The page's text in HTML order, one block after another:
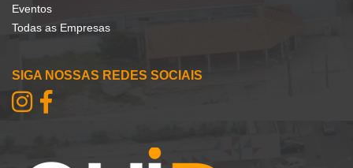
Eventos
Todas as Empresas
SIGA NOSSAS REDES SOCIAIS